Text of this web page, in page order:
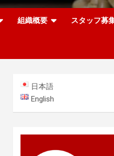
組織概要 スタッフ募
日本語
English